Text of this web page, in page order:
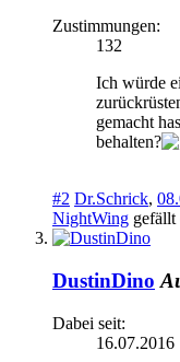
Zustimmungen:
132
Ich würde
gemacht
behalten?
#2 Dr.Schrick,
NightWing gefällt
DustinDino
Dabei seit:
16.07.2016